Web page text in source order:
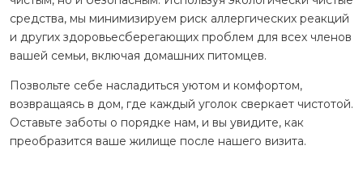
средства, мы минимизируем риск аллергических реакций
и других здоровьесберегающих проблем для всех членов
вашей семьи, включая домашних питомцев.
Позвольте себе насладиться уютом и комфортом,
возвращаясь в дом, где каждый уголок сверкает чистотой.
Оставьте заботы о порядке нам, и вы увидите, как
преобразится ваше жилище после нашего визита.